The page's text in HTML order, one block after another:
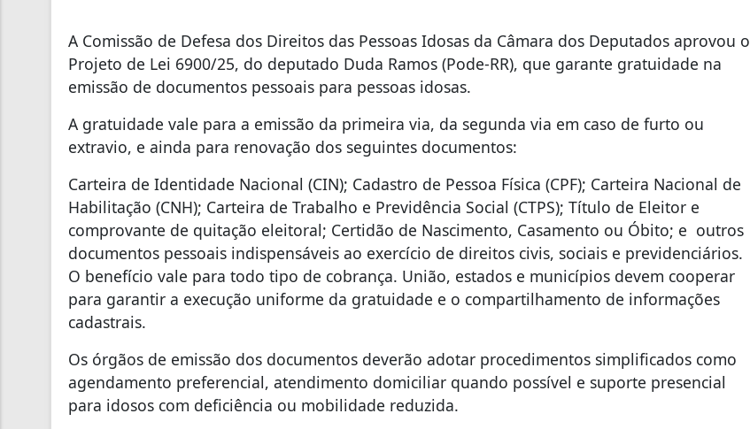
A Comissão de Defesa dos Direitos das Pessoas Idosas da Câmara dos Deputados aprovou o
Projeto de Lei 6900/25, do deputado Duda Ramos (Pode-RR), que garante gratuidade na
emissão de documentos pessoais para pessoas idosas.
A gratuidade vale para a emissão da primeira via, da segunda via em caso de furto ou
extravio, e ainda para renovação dos seguintes documentos:
Carteira de Identidade Nacional (CIN); Cadastro de Pessoa Física (CPF); Carteira Nacional de
Habilitação (CNH); Carteira de Trabalho e Previdência Social (CTPS); Título de Eleitor e
comprovante de quitação eleitoral; Certidão de Nascimento, Casamento ou Óbito; e outros
documentos pessoais indispensáveis ao exercício de direitos civis, sociais e previdenciários.
O benefício vale para todo tipo de cobrança. União, estados e municípios devem cooperar
para garantir a execução uniforme da gratuidade e o compartilhamento de informações
cadastrais.
Os órgãos de emissão dos documentos deverão adotar procedimentos simplificados como
agendamento preferencial, atendimento domiciliar quando possível e suporte presencial
para idosos com deficiência ou mobilidade reduzida.